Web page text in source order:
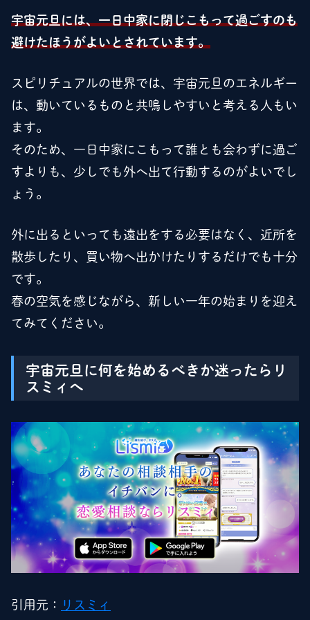
宇宙元旦には、一日中家に閉じこもって過ごすのも
避けたほうがよいとされています。
スピリチュアルの世界では、宇宙元旦のエネルギー
は、動いているものと共鳴しやすいと考える人もい
ます。
そのため、一日中家にこもって誰とも会わずに過ご
すよりも、少しでも外へ出て行動するのがよいでし
ょう。
外に出るといっても遠出をする必要はなく、近所を
散歩したり、買い物へ出かけたりするだけでも十分
です。
春の空気を感じながら、新しい一年の始まりを迎え
てみてください。
宇宙元旦に何を始めるべきか迷ったらリ
スミィへ
引用元： リスミィ